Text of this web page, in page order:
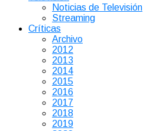
Noticias de Televisión
Streaming
Críticas
Archivo
2012
2013
2014
2015
2016
2017
2018
2019